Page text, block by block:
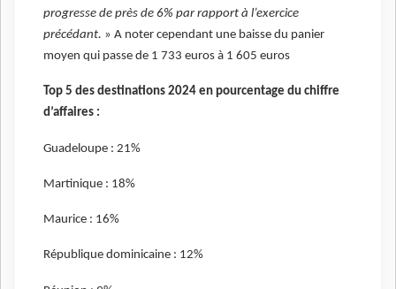
progresse de près de 6% par rapport à l’exercice
précédant. » A noter cependant une baisse du panier
moyen qui passe de 1 733 euros à 1 605 euros
Top 5 des destinations 2024 en pourcentage du chiffre
d’affaires :
Guadeloupe : 21%
Martinique : 18%
Maurice : 16%
République dominicaine : 12%